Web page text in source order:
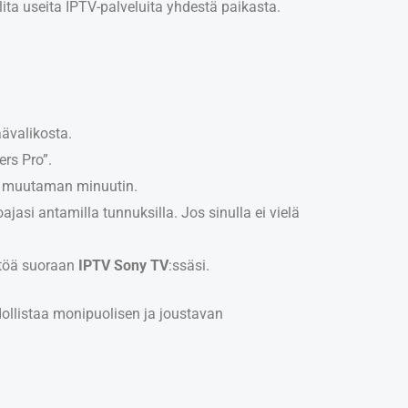
useita IPTV-palveluita yhdestä paikasta.
Pro”.
muutaman minuutin.
antamilla tunnuksilla. Jos sinulla ei vielä
suoraan IPTV Sony TV:ssäsi.
monipuolisen ja joustavan